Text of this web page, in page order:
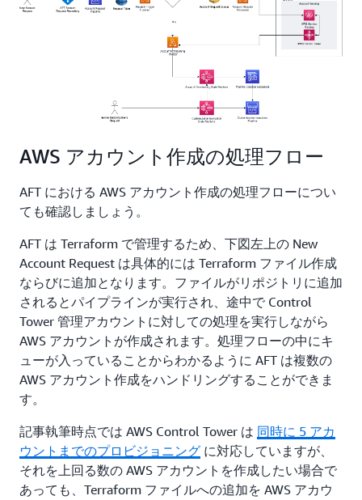
AWS アカウント作成の処理フロー
AFT における AWS アカウント作成の処理フローについ
ても確認しましょう。
AFT は Terraform で管理するため、下図左上の New
Account Request は具体的には Terraform ファイル作成
ならびに追加となります。ファイルがリポジトリに追加
されるとパイプラインが実行され、途中で Control
Tower 管理アカウントに対しての処理を実行しながら
AWS アカウントが作成されます。処理フローの中にキ
ューが入っていることからわかるように AFT は複数の
AWS アカウント作成をハンドリングすることができま
す。
記事執筆時点では AWS Control Tower は 同時に 5 アカ
ウントまでのプロビジョニング に対応していますが、
それを上回る数の AWS アカウントを作成したい場合で
あっても、Terraform ファイルへの追加を AWS アカウ